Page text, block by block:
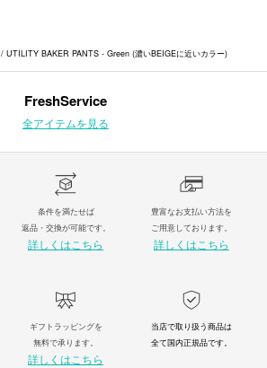
/ UTILITY BAKER PANTS - Green (濃いBEIGEに近いカラー)
FreshService
全アイテムを見る
条件を満たせば
返品・交換が可能です。
詳しくはこちら
豊富なお支払い方法を
ご用意しております。
詳しくはこちら
ギフトラッピングを
無料で承ります。
詳しくはこちら
当店で取り扱う商品は
全て国内正規品です。